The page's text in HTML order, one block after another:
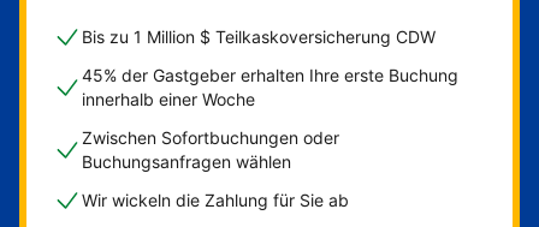
Bis zu 1 Million $ Teilkaskoversicherung CDW
45% der Gastgeber erhalten Ihre erste Buchung
innerhalb einer Woche
Zwischen Sofortbuchungen oder
Buchungsanfragen wählen
Wir wickeln die Zahlung für Sie ab